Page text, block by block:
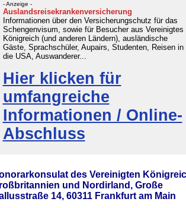
- Anzeige -
Auslandsreisekrankenversicherung
Informationen über den Versicherungschutz für das
Schengenvisum, sowie für Besucher aus Vereinigtes
Königreich (und anderen Ländern), ausländische
Gäste, Sprachschüler, Aupairs, Studenten, Reisen in
die USA, Auswanderer...
Hier klicken für
umfangreiche
Informationen / Online-
Abschluss
des Vereinigten
und Nordirland, Große
14, 60311 Frankfurt am Main